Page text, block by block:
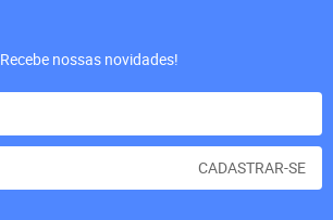
Recebe nossas novidades!
CADASTRAR-SE